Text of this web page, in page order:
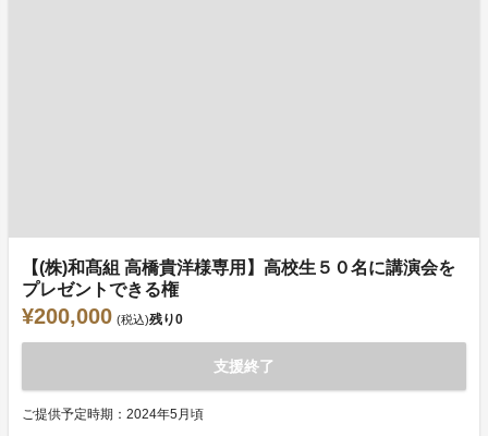
【(株)和髙組 高橋貴洋様専用】高校生５０名に講演会を
プレゼントできる権
¥200,000 (税込)残り0
支援終了
ご提供予定時期：2024年5月頃